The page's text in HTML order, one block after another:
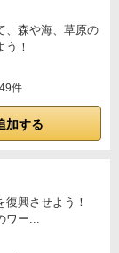
、森や海、草原の
う！
49件
加する
興させよう！
ワー...